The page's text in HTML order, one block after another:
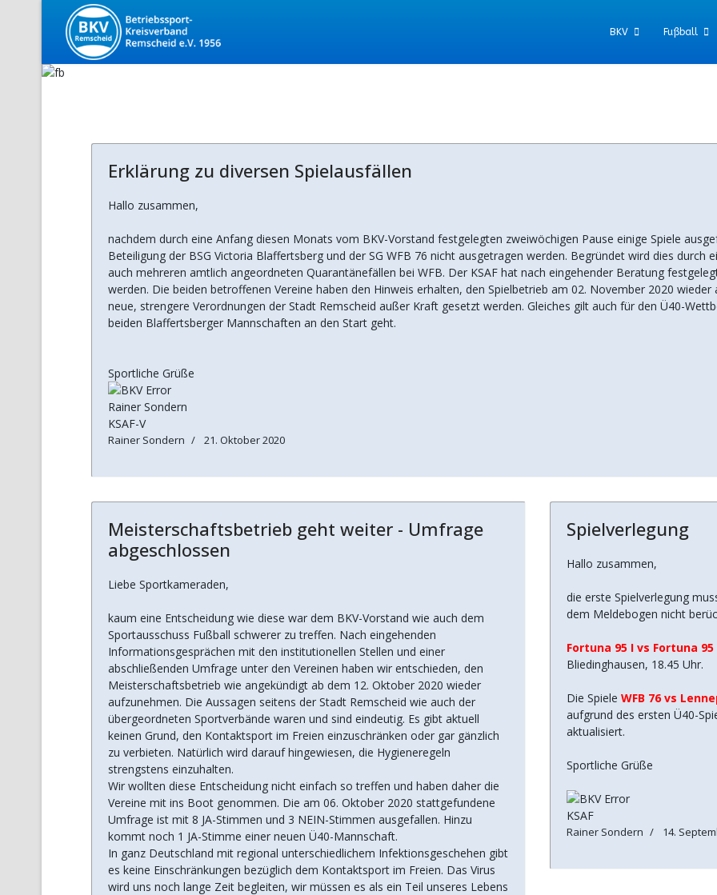
BKV Fußball
Erklärung zu diversen Spielausfällen
Hallo zusammen,
nachdem durch eine Anfang diesen Monats vom BKV-Vorstand festgelegten zweiwöchigen Pause einige Spiele
Beteiligung der BSG Victoria Blaffertsberg und der SG WFB 76 nicht ausgetragen werden. Begründet wird dies durch
auch mehreren amtlich angeordneten Quarantänefällen bei WFB. Der KSAF hat nach eingehender Beratung
werden. Die beiden betroffenen Vereine haben den Hinweis erhalten, den Spielbetrieb am 02. November 2020
neue, strengere Verordnungen der Stadt Remscheid außer Kraft gesetzt werden. Gleiches gilt auch für den Ü40-
beiden Blaffertsberger Mannschaften an den Start geht.
Sportliche Grüße
Rainer Sondern
KSAF-V
Rainer Sondern 21. Oktober 2020
Meisterschaftsbetrieb geht weiter - Umfrage
abgeschlossen
Liebe Sportkameraden,
kaum eine Entscheidung wie diese war dem BKV-Vorstand wie auch dem
Sportausschuss Fußball schwerer zu treffen. Nach eingehenden
Informationsgesprächen mit den institutionellen Stellen und einer
abschließenden Umfrage unter den Vereinen haben wir entschieden, den
Meisterschaftsbetrieb wie angekündigt ab dem 12. Oktober 2020 wieder
aufzunehmen. Die Aussagen seitens der Stadt Remscheid wie auch der
übergeordneten Sportverbände waren und sind eindeutig. Es gibt aktuell
keinen Grund, den Kontaktsport im Freien einzuschränken oder gar gänzlich
zu verbieten. Natürlich wird darauf hingewiesen, die Hygieneregeln
strengstens einzuhalten.
Wir wollten diese Entscheidung nicht einfach so treffen und haben daher die
Vereine mit ins Boot genommen. Die am 06. Oktober 2020 stattgefundene
Umfrage ist mit 8 JA-Stimmen und 3 NEIN-Stimmen ausgefallen. Hinzu
kommt noch 1 JA-Stimme einer neuen Ü40-Mannschaft.
In ganz Deutschland mit regional unterschiedlichem Infektionsgeschehen gibt
es keine Einschränkungen bezüglich dem Kontaktsport im Freien. Das Virus
wird uns noch lange Zeit begleiten, wir müssen es als ein Teil unseres Lebens
Spielverlegung
Hallo zusammen,
die erste Spielverlegung
dem Meldebogen nicht
Fortuna 95 I vs Fortuna 95
Bliedinghausen, 18.45 Uhr.
Die Spiele WFB 76 vs
aufgrund des ersten Ü40-
aktualisiert.
Sportliche Grüße
KSAF
Rainer Sondern 14.